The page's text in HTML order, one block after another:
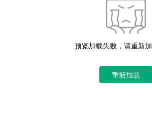
预览加载失败，请重新
重新加载